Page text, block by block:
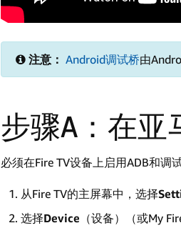
注意： Android调试桥由
步骤A：在亚
必须在Fire TV设备上启用ADB和调
从Fire TV的主屏幕中，选择
选择Device （设备）（或My